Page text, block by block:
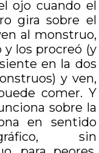
ojo cuando el
gira sobre el
al monstruo,
los procreó (y
en la dos
y ven,
comer. Y
sobre la
en sentido
sin